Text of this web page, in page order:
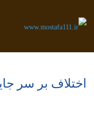
اختلاف بر سر